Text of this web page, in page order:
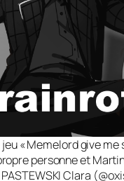
« Memelord give me
personne et
Clara